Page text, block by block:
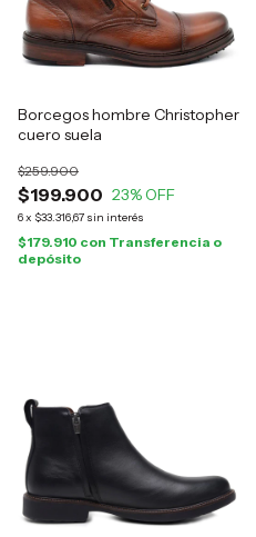
Borcegos hombre Christopher
cuero suela
$199.900
$259.900
23% OFF
6x $33.316,67 sin interés
$179.910 con Transferencia o
depósito